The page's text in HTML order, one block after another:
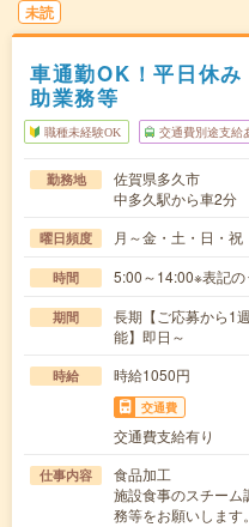
未読
車通勤OK！平日休
助業務等
職種未経験OK 交通費別途支給
勤務地
佐賀県多久市
中多久駅から車2分
曜日頻度 月～金・土・日・
時間 5:00～14:00※表記の
期間
長期【ご応募から1
能】即日～
時給 時給1050円
交通費
交通費支給有り
仕事内容
食品加工
施設食事のスチー
務等をお願いしま